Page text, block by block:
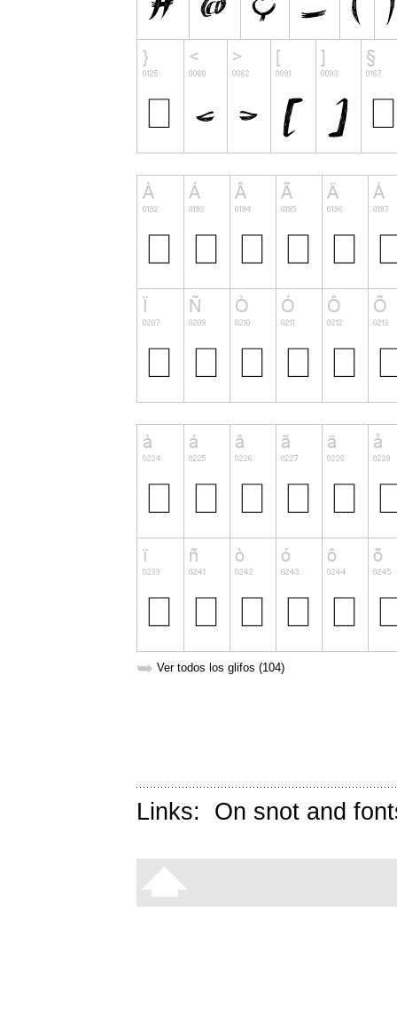
➥ Ver todos los glifos (104)
Links: On snot and